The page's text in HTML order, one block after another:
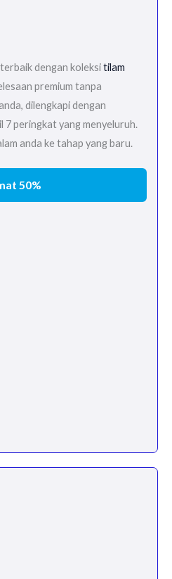
dengan koleksitilam
premium tanpa
dilengkapi dengan
peringkat yang menyeluruh.
anda ke tahap yang baru.
50%